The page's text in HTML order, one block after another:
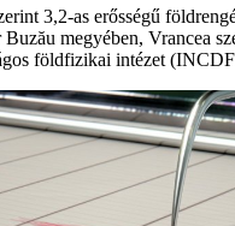
3,2-as erősségű
megyében, Vrancea
földfizikai intézet